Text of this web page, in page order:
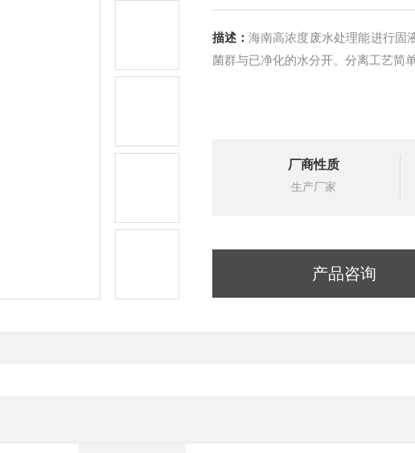
描述： 海南高浓度废水处理能进行固
菌群与已净化的水分开。分离工艺简
厂商性质
生产厂家
产品咨询